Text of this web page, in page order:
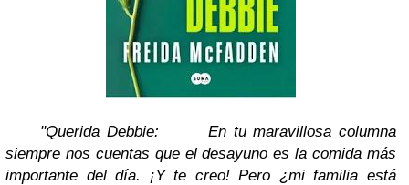
"Querida Debbie:
En tu maravillosa columna
siempre nos cuentas que el desayuno es la comida más
importante del día. ¡Y te creo! Pero ¿mi familia está